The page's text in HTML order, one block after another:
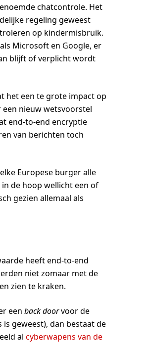
chatcontrole. Het
regeling geweest
op kindermisbruik.
Microsoft en Google, er
blijft of verplicht wordt
het een te grote impact op
nieuw wetsvoorstel
end-to-end encryptie
van berichten toch
Europese burger alle
de hoop wellicht een of
gezien allemaal als
heeft end-to-end
niet zomaar met de
zien te kraken.
een back doorvoor de
geweest), dan bestaat de
al cyberwapens van de